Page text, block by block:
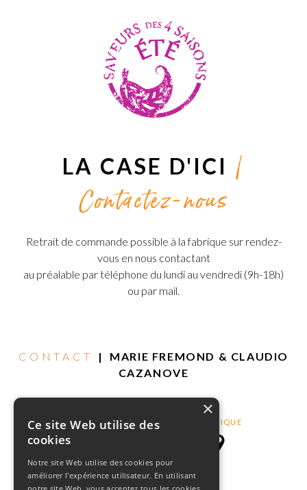
LA CASE D'ICI |
Contactez-nous
Retrait de commande possible à la fabrique sur rendez-
vous en nous contactant
au préalable par téléphone du lundi au vendredi (9h-18h)
ou par mail.
CONTACT | MARIE FREMOND & CLAUDIO
CAZANOVE
09 84 07 41 50 MAIL BOUTIQUE
×
Ce site Web utilise des
cookies
Notre site Web utilise des cookies pour
améliorer l'expérience utilisateur. En utilisant